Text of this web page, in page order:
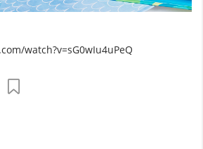
watch?v=sG0wIu4uPeQ